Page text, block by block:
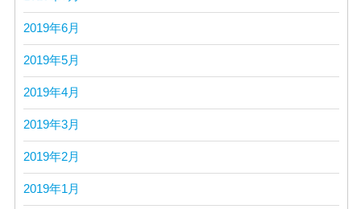
2019年6月
2019年5月
2019年4月
2019年3月
2019年2月
2019年1月